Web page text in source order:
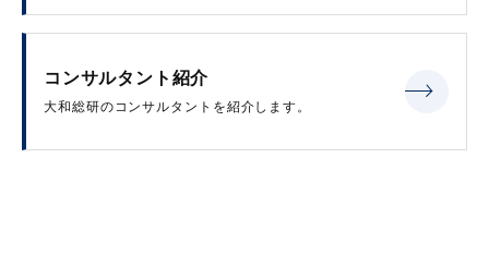
コンサルタント紹介
大和総研のコンサルタントを紹介します。